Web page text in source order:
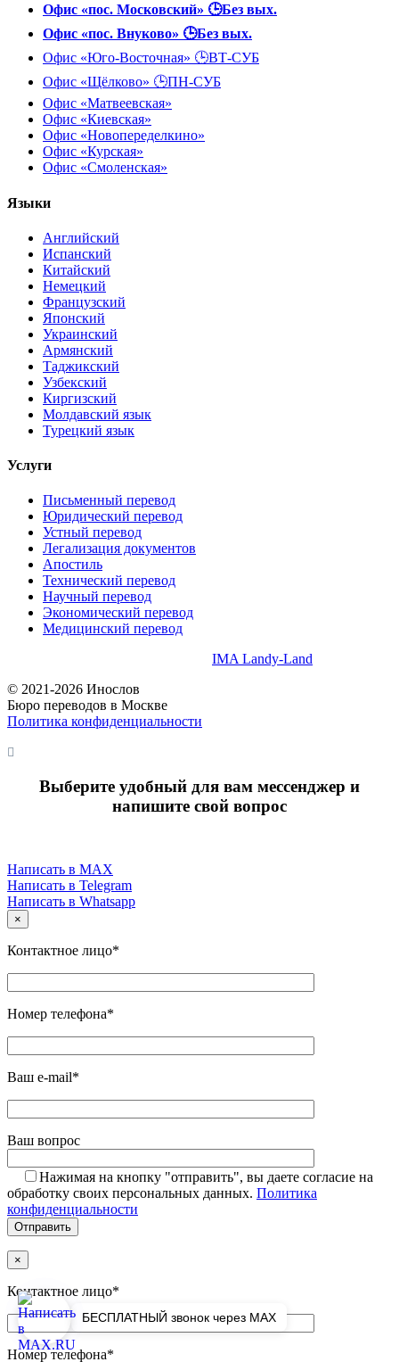
Офис «пос. Московский» 🕒Без вых.
Офис «пос. Внуково» 🕒Без вых.
Офис «Юго-Восточная» 🕒ВТ-СУБ
Офис «Щёлково» 🕒ПН-СУБ
Офис «Матвеевская»
Офис «Киевская»
Офис «Новопеределкино»
Офис «Курская»
Офис «Смоленская»
Языки
Английский
Испанский
Китайский
Немецкий
Французский
Японский
Украинский
Армянский
Таджикский
Узбекский
Киргизский
Молдавский язык
Турецкий язык
Услуги
Письменный перевод
Юридический перевод
Устный перевод
Легализация документов
Апостиль
Технический перевод
Научный перевод
Экономический перевод
Медицинский перевод
IMA Landy-Land
© 2021-2026 Инослов
Бюро переводов в Москве
Политика конфиденциальности
БЕСПЛАТНЫЙ звонок через MAX
Выберите удобный для вам мессенджер и
напишите свой вопрос
Написать в MAX
Написать в Telegram
Написать в Whatsapp
×
Контактное лицо*
Номер телефона*
Ваш e-mail*
Ваш вопрос
Нажимая на кнопку "отправить", вы даете согласие на
обработку своих персональных данных. Политика
конфиденциальности
×
Контактное лицо*
Номер телефона*